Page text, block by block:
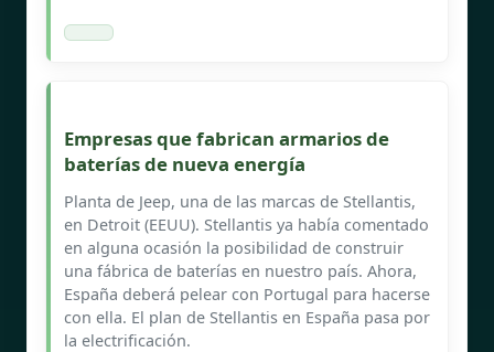
Empresas que fabrican armarios de
baterías de nueva energía
Planta de Jeep, una de las marcas de Stellantis,
en Detroit (EEUU). Stellantis ya había comentado
en alguna ocasión la posibilidad de construir
una fábrica de baterías en nuestro país. Ahora,
España deberá pelear con Portugal para hacerse
con ella. El plan de Stellantis en España pasa por
la electrificación.